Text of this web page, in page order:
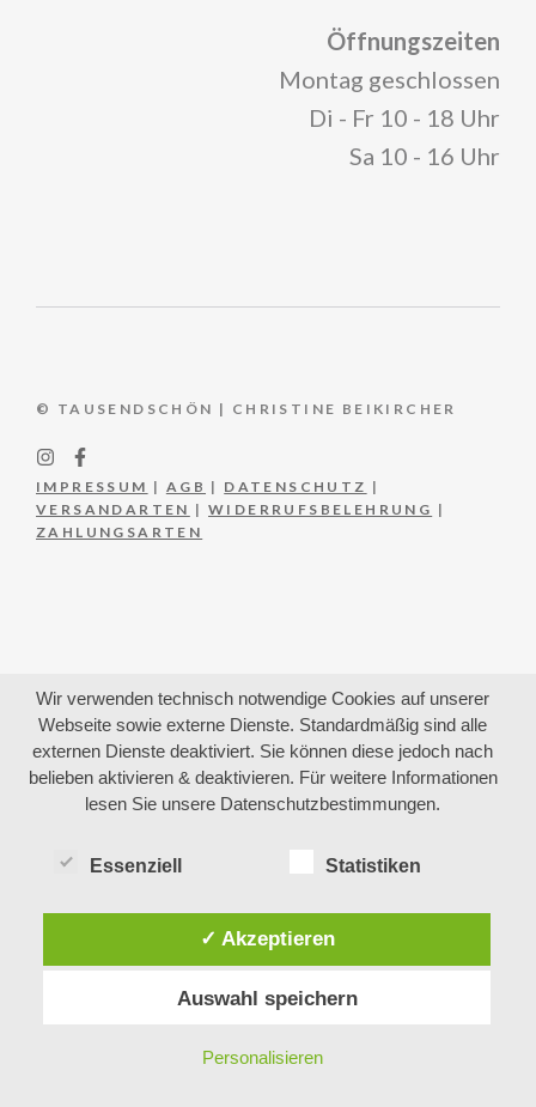
Öffnungszeiten
Montag geschlossen
Di - Fr 10 - 18 Uhr
Sa 10 - 16 Uhr
© TAUSENDSCHÖN | CHRISTINE BEIKIRCHER
IMPRESSUM | AGB | DATENSCHUTZ |
VERSANDARTEN |WIDERRUFSBELEHRUNG |
ZAHLUNGSARTEN
Wir verwenden technisch notwendige Cookies auf unserer
Webseite sowie externe Dienste. Standardmäßig sind alle
externen Dienste deaktiviert. Sie können diese jedoch nach
belieben aktivieren & deaktivieren. Für weitere Informationen
lesen Sie unsere Datenschutzbestimmungen.
Essenziell Statistiken
✓ Akzeptieren
Auswahl speichern
Personalisieren